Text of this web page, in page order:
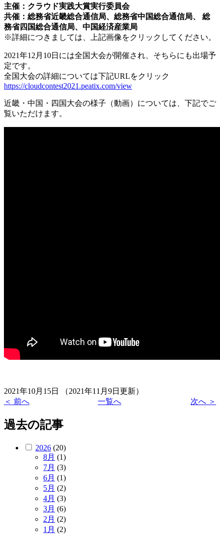
主催：クラウド実践大賞実行委員会
共催：総務省近畿総合通信局、総務省中国総合通信局、 総
務省四国総合通信局、中国経済産業局
※詳細につきましては、上記画像をクリックしてください。
2021年12月10日には全国大会が開催され、そちらにも出場予
定です。
全国大会の詳細については下記URLをクリック
https://cloudcontest2021.peatix.com/view
近畿・中国・四国大会の様子（動画）については、下記でご
覧いただけます。
2021年10月15日
（2021年11月9日更新）
＜ 前へ
一覧へ 次へ ＞
過去の記事
2026 (20)
8月 (1)
7月 (3)
6月 (1)
5月 (2)
4月 (3)
3月 (6)
2月 (2)
1月 (2)